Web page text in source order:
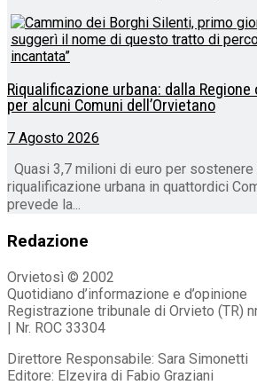
Riqualificazione urbana: dalla
per alcuni Comuni dell’Orvietano
7 Agosto 2026
Quasi 3,7 milioni di euro per
riqualificazione urbana in quattordici
prevede la...
Redazione
Orvietosì © 2002
Quotidiano d’informazione e d’opinione
Registrazione tribunale di Orvieto (TR)
| Nr. ROC 33304
Direttore Responsabile: Sara Simonetti
Editore: Elzevira di Fabio Graziani